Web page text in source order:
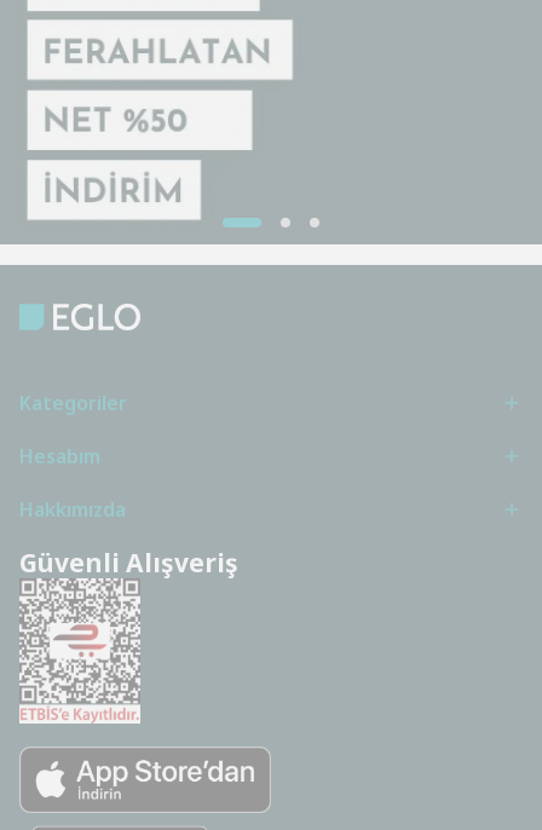
Kategoriler
Hesabım
Hakkımızda
Güvenli Alışveriş